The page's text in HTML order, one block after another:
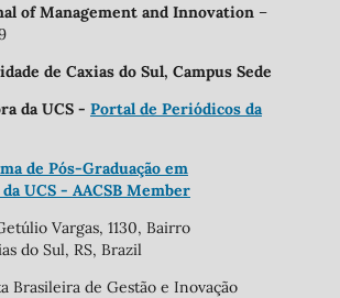
of Management and Innovation –
de Caxias do Sul, Campus Sede
da UCS - Portal de Periódicos da
de Pós-Graduação em
UCS - AACSB Member
Vargas, 1130, Bairro
do Sul, RS, Brazil
Brasileira de Gestão e Inovação